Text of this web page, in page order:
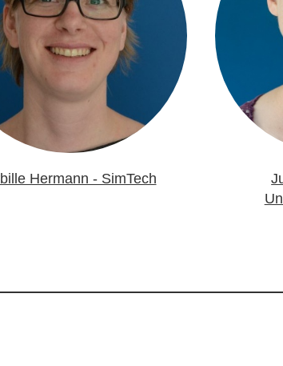
Hermann - SimTech